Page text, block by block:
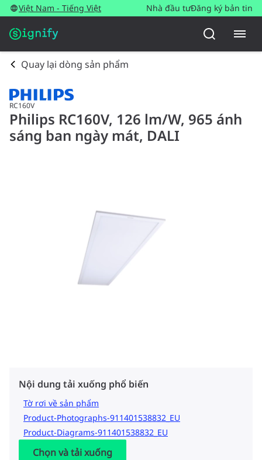
Việt Nam - Tiếng Việt Nhà đầu tưĐăng ký bản tin
Quay lại dòng sản phẩm
RC160V
Philips RC160V, 126 lm/W, 965 ánh
sáng ban ngày mát, DALI
Nội dung tải xuống phổ biến
Tờ rơi về sản phẩm
Product-Photographs-911401538832_EU
Product-Diagrams-911401538832_EU
Chọn và tải xuống